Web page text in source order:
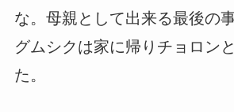
な。母親として出来る最後の
グムシクは家に帰りチョロン
た。